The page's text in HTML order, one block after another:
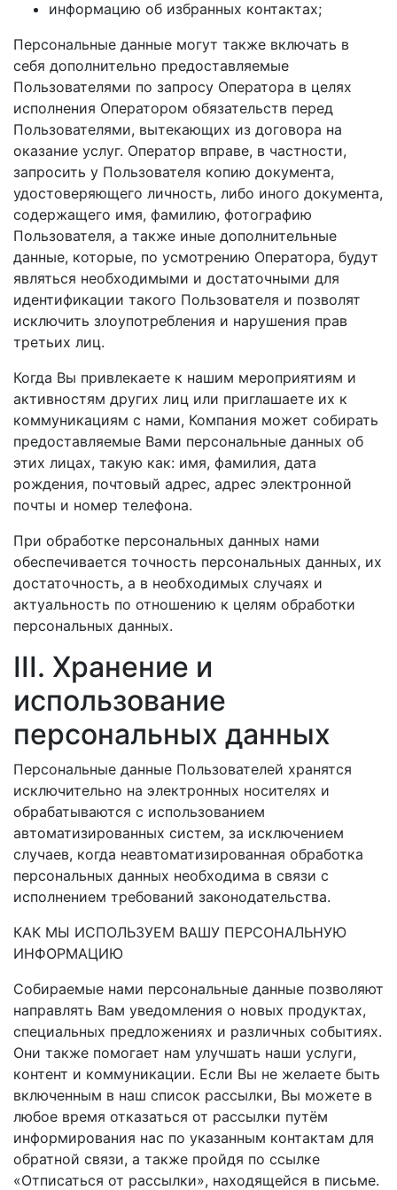
информацию об избранных контактах;
Персональные данные могут также включать в
себя дополнительно предоставляемые
Пользователями по запросу Оператора в целях
исполнения Оператором обязательств перед
Пользователями, вытекающих из договора на
оказание услуг. Оператор вправе, в частности,
запросить у Пользователя копию документа,
удостоверяющего личность, либо иного документа,
содержащего имя, фамилию, фотографию
Пользователя, а также иные дополнительные
данные, которые, по усмотрению Оператора, будут
являться необходимыми и достаточными для
идентификации такого Пользователя и позволят
исключить злоупотребления и нарушения прав
третьих лиц.
Когда Вы привлекаете к нашим мероприятиям и
активностям других лиц или приглашаете их к
коммуникациям с нами, Компания может собирать
предоставляемые Вами персональные данных об
этих лицах, такую как: имя, фамилия, дата
рождения, почтовый адрес, адрес электронной
почты и номер телефона.
При обработке персональных данных нами
обеспечивается точность персональных данных, их
достаточность, а в необходимых случаях и
актуальность по отношению к целям обработки
персональных данных.
III. Хранение и
использование
персональных данных
Персональные данные Пользователей хранятся
исключительно на электронных носителях и
обрабатываются с использованием
автоматизированных систем, за исключением
случаев, когда неавтоматизированная обработка
персональных данных необходима в связи с
исполнением требований законодательства.
КАК МЫ ИСПОЛЬЗУЕМ ВАШУ ПЕРСОНАЛЬНУЮ
ИНФОРМАЦИЮ
Собираемые нами персональные данные позволяют
направлять Вам уведомления о новых продуктах,
специальных предложениях и различных событиях.
Они также помогает нам улучшать наши услуги,
контент и коммуникации. Если Вы не желаете быть
включенным в наш список рассылки, Вы можете в
любое время отказаться от рассылки путём
информирования нас по указанным контактам для
обратной связи, а также пройдя по ссылке
«Отписаться от рассылки», находящейся в письме.